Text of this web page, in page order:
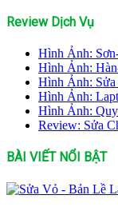
Review Dịch Vụ
Hình Ảnh:
Hình Ảnh:
Hình Ảnh: Sửa
Hình Ảnh:
Hình Ảnh:
Review: Sửa
BÀI VIẾT NỔI BẬT